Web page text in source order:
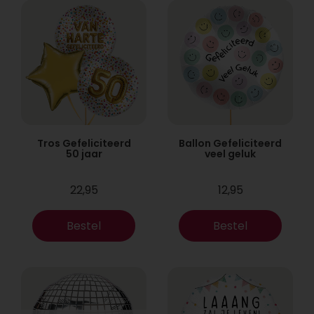
Tros Gefeliciteerd
50 jaar
22,95
Bestel
Ballon Gefeliciteerd
veel geluk
12,95
Bestel